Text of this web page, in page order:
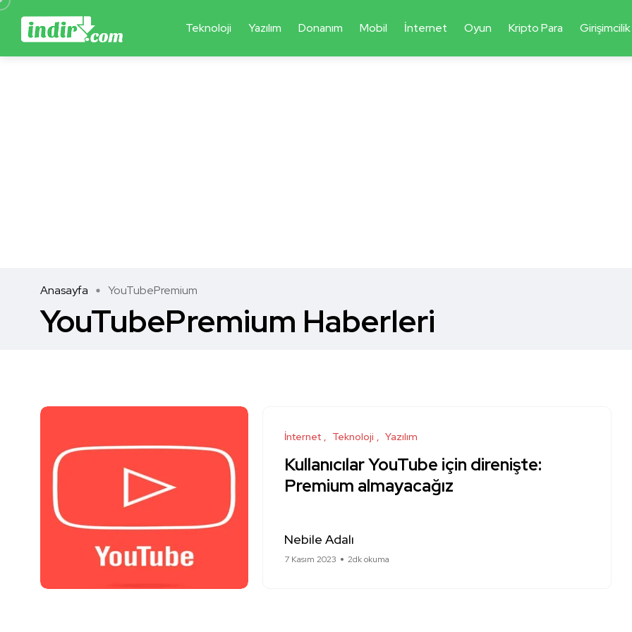
Teknoloji Yazılım Donanım Mobil İnternet Oyun Kripto Para Girişimcilik
Anasayfa YouTubePremium
YouTubePremium Haberleri
İnternet Teknoloji Yazılım
Kullanıcılar YouTube için direnişte:
Premium almayacağız
Nebile Adalı
7 Kasım 2023 2dk okuma